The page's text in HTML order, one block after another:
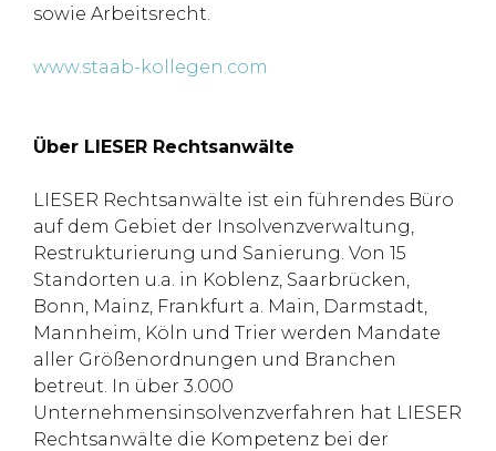
sowie Arbeitsrecht.
www.staab-kollegen.com
Über LIESER Rechtsanwälte
LIESER Rechtsanwälte ist ein führendes Büro
auf dem Gebiet der Insolvenzverwaltung,
Restrukturierung und Sanierung. Von 15
Standorten u.a. in Koblenz, Saarbrücken,
Bonn, Mainz, Frankfurt a. Main, Darmstadt,
Mannheim, Köln und Trier werden Mandate
aller Größenordnungen und Branchen
betreut. In über 3.000
Unternehmensinsolvenzverfahren hat LIESER
Rechtsanwälte die Kompetenz bei der